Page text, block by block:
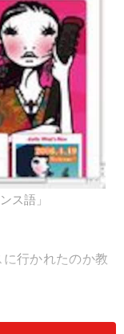
ス語」
行かれたのか教